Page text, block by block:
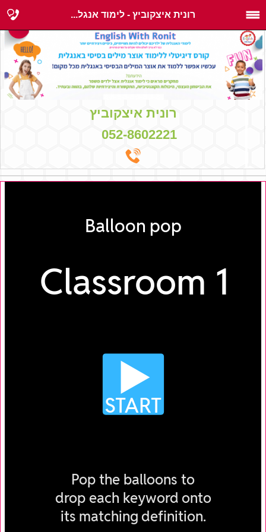
רונית איצקוביץ - לימוד אנגל...
רונית איצקוביץ
052-8602221